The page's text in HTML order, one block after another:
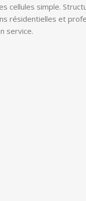
cellules simple.
résidentielles et
service.